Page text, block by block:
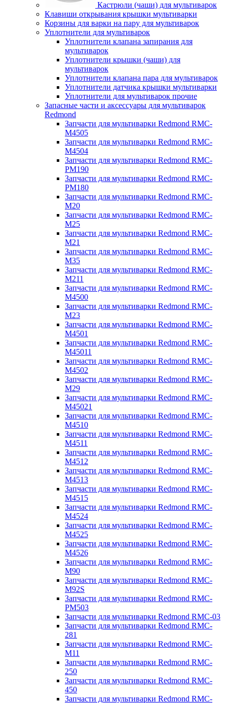
Кастрюли (чаши) для мультиварок
Клавиши открывания крышки мультиварки
Корзины для варки на пару для мультиварок
Уплотнители для мультиварок
Уплотнители клапана запирания для
мультиварок
Уплотнители крышки (чаши) для
мультиварок
Уплотнители клапана пара для мультиварок
Уплотнители датчика крышки мультиварки
Уплотнители для мультиварок прочие
Запасные части и аксессуары для мультиварок
Redmond
Запчасти для мультиварки Redmond RMC-
M4505
Запчасти для мультиварки Redmond RMC-
M4504
Запчасти для мультиварки Redmond RMC-
PM190
Запчасти для мультиварки Redmond RMC-
PM180
Запчасти для мультиварки Redmond RMC-
M20
Запчасти для мультиварки Redmond RMC-
M25
Запчасти для мультиварки Redmond RMC-
M21
Запчасти для мультиварки Redmond RMC-
M35
Запчасти для мультиварки Redmond RMC-
M211
Запчасти для мультиварки Redmond RMC-
M4500
Запчасти для мультиварки Redmond RMC-
M23
Запчасти для мультиварки Redmond RMC-
M4501
Запчасти для мультиварки Redmond RMC-
M45011
Запчасти для мультиварки Redmond RMC-
M4502
Запчасти для мультиварки Redmond RMC-
M29
Запчасти для мультиварки Redmond RMC-
M45021
Запчасти для мультиварки Redmond RMC-
M4510
Запчасти для мультиварки Redmond RMC-
M4511
Запчасти для мультиварки Redmond RMC-
M4512
Запчасти для мультиварки Redmond RMC-
M4513
Запчасти для мультиварки Redmond RMC-
M4515
Запчасти для мультиварки Redmond RMC-
M4524
Запчасти для мультиварки Redmond RMC-
M4525
Запчасти для мультиварки Redmond RMC-
M4526
Запчасти для мультиварки Redmond RMC-
M90
Запчасти для мультиварки Redmond RMC-
M92S
Запчасти для мультиварки Redmond RMC-
PM503
Запчасти для мультиварки Redmond RMC-03
Запчасти для мультиварки Redmond RMC-
281
Запчасти для мультиварки Redmond RMC-
M11
Запчасти для мультиварки Redmond RMC-
250
Запчасти для мультиварки Redmond RMC-
450
Запчасти для мультиварки Redmond RMC-